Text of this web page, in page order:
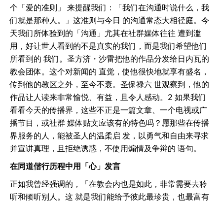
个「爱的准则」 来提醒我们：「我们在沟通时说什么，我
们就是那种人。」这准则与今日 的沟通常态大相径庭。今
天我们所体验到的「沟通」尤其在社群媒体往往 遭到滥
用，好让世人看到的不是真实的我们，而是我们希望他们
所看到的 我们。圣方济・沙雷把他的作品分发给日内瓦的
教会团体。这个对新闻的 直觉，使他很快地就享有盛名，
传到他的教区之外，至今不衰。圣保禄六 世观察到，他的
作品让人读来非常愉悦、有益，且令人感动。2 如果我们
看看今天的传播界，这些不正是一篇文章、一个电视或广
播节目，或社群 媒体贴文应该有的特色吗？愿那些在传播
界服务的人，能被圣人的温柔启 发，以勇气和自由来寻求
并宣讲真理，且拒绝诱惑，不使用煽情及争辩的 语句。
在同道偕行历程中用「心」发言
正如我曾经强调的，「在教会内也是如此，非常需要去聆
听和倾听别人。这 就是我们能给予彼此最珍贵，也最富有